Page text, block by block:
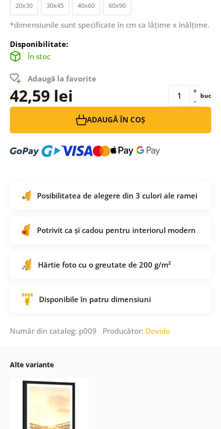
20x30 30x45 40x60 60x90
*dimensiunile sunt specificate în cm ca lățime x înălțime.
Disponibilitate:
În stoc
Adaugă la favorite
42,59 lei -
+ buc
ADAUGĂ ÎN COȘ
Posibilitatea de alegere din 3 culori ale ramei
Potrivit ca și cadou pentru interiorul modern
Hârtie foto cu o greutate de 200 g/m²
Disponibile în patru dimensiuni
Număr din catalog: p009 Producător: Dovido
Alte variante